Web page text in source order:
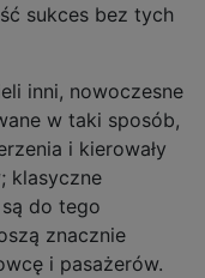
sukces bez tych
inni, nowoczesne
w taki sposób,
i kierowały
klasyczne
do tego
znacznie
i pasażerów.